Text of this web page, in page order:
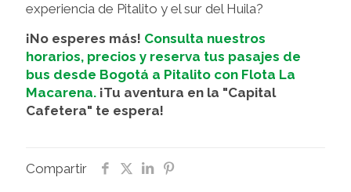
experiencia de Pitalito y el sur del Huila?
¡No esperes más! Consulta nuestros
horarios, precios y reserva tus pasajes de
bus desde Bogotá a Pitalito con Flota La
Macarena. ¡Tu aventura en la "Capital
Cafetera" te espera!
Compartir